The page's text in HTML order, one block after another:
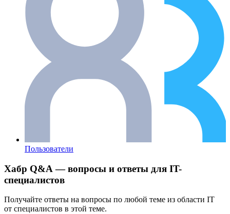
Пользователи
Хабр Q&A — вопросы и ответы для IT-
специалистов
Получайте ответы на вопросы по любой теме из области IT
от специалистов в этой теме.